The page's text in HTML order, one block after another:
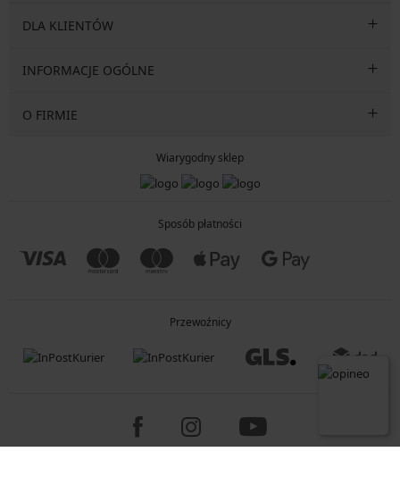
DLA KLIENTÓW
INFORMACJE OGÓLNE
O FIRMIE
Wiarygodny sklep
Sposób płatności
Przewoźnicy